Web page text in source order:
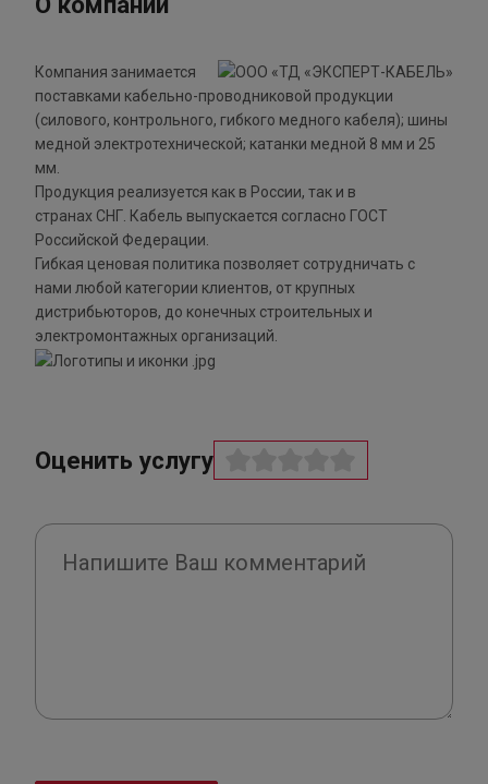
Компания занимается
поставками кабельно-проводниковой продукции
(силового, контрольного, гибкого медного кабеля); шины
медной электротехнической; катанки медной 8 мм и 25
мм.
Продукция реализуется как в России, так и в
странах СНГ. Кабель выпускается согласно ГОСТ
Российской Федерации.
Гибкая ценовая политика позволяет сотрудничать с
нами любой категории клиентов, от крупных
дистрибьюторов, до конечных строительных и
электромонтажных организаций.
Оценить услугу